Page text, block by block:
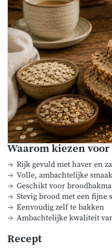
Waarom kiezen
Rijk gevuld met haver en
Volle, ambachtelijke smaak
Geschikt voor
Stevig brood met een fijne
Eenvoudig zelf te bakken
Ambachtelijke kwaliteit
Recept